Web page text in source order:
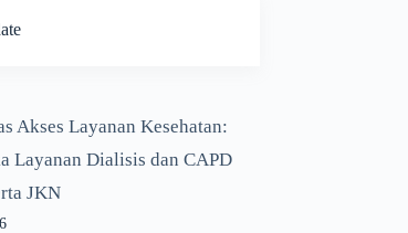
Akses Layanan Kesehatan:
Layanan Dialisis dan CAPD
JKN